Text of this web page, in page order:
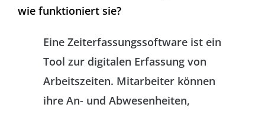
wie funktioniert sie?
Eine Zeiterfassungssoftware ist ein
Tool zur digitalen Erfassung von
Arbeitszeiten. Mitarbeiter können
ihre An- und Abwesenheiten,